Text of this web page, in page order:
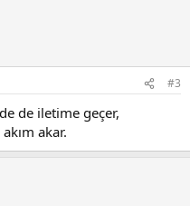
#3
de iletime geçer,
akar.